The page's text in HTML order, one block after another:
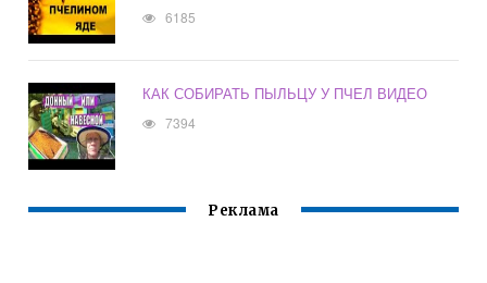
6185
КАК СОБИРАТЬ ПЫЛЬЦУ У ПЧЕЛ ВИДЕО
7394
Реклама